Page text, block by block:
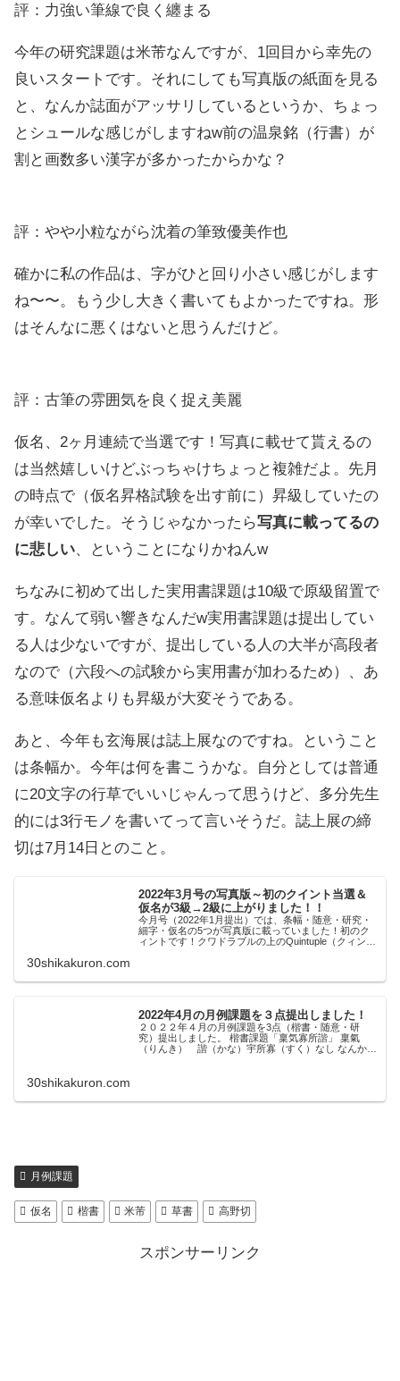
評：力強い筆線で良く纏まる
今年の研究課題は米芾なんですが、1回目から幸先の
良いスタートです。それにしても写真版の紙面を見る
と、なんか誌面がアッサリしているというか、ちょっ
とシュールな感じがしますねw前の温泉銘（行書）が
割と画数多い漢字が多かったからかな？
評：やや小粒ながら沈着の筆致優美作也
確かに私の作品は、字がひと回り小さい感じがします
ね〜〜。もう少し大きく書いてもよかったですね。形
はそんなに悪くはないと思うんだけど。
評：古筆の雰囲気を良く捉え美麗
仮名、2ヶ月連続で当選です！写真に載せて貰えるの
は当然嬉しいけどぶっちゃけちょっと複雑だよ。先月
の時点で（仮名昇格試験を出す前に）昇級していたの
が幸いでした。そうじゃなかったら写真に載ってるの
に悲しい、ということになりかねんw
ちなみに初めて出した実用書課題は10級で原級留置で
す。なんて弱い響きなんだw実用書課題は提出してい
る人は少ないですが、提出している人の大半が高段者
なので（六段への試験から実用書が加わるため）、あ
る意味仮名よりも昇級が大変そうである。
あと、今年も玄海展は誌上展なのですね。ということ
は条幅か。今年は何を書こうかな。自分としては普通
に20文字の行草でいいじゃんって思うけど、多分先生
的には3行モノを書いてって言いそうだ。誌上展の締
切は7月14日とのこと。
2022年3月号の写真版～初のクイント当選＆
仮名が3級→2級に上がりました！！
今月号（2022年1月提出）では、条幅・随意・研究・
細字・仮名の5つが写真版に載っていました！初のク
ィントです！クワドラブルの上のQuintuple（クィンタ
30shikakuron.com
2022年4月の月例課題を３点提出しました！
２０２２年４月の月例課題を3点（楷書・随意・研
究）提出しました。 楷書課題「稟気寡所諧」 稟氣
（りんき） 諧（かな）宇所寡（すく）なし なんか変
30shikakuron.com
月例課題
仮名 楷書 米芾 草書 高野切
スポンサーリンク